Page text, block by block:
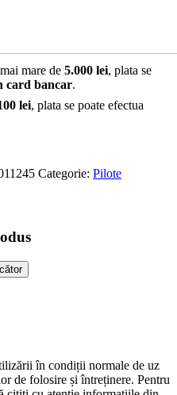
mare de 5.000 lei, plata se
card bancar.
lei, plata se poate efectua
Categorie: Pilote
în condiții normale de uz
de folosire și întreținere. Pentru